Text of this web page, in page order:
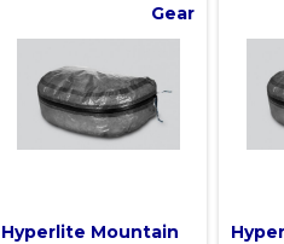
Gear
Hyperlite Mountain